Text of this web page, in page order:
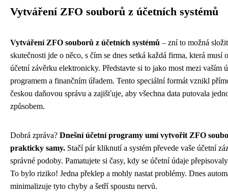
Vytváření ZFO souborů z účetních systémů
Vytváření ZFO souborů z účetních systémů – zní to možná
skutečnosti jde o něco, s čím se dnes setká každá firma, která musí
účetní závěrku elektronicky. Představte si to jako most mezi vaším
programem a finančním úřadem. Tento speciální formát vznikl
českou daňovou správu a zajišťuje, aby všechna data putovala
způsobem.
Dobrá zpráva? Dnešní účetní programy umí vytvořit ZFO
prakticky samy. Stačí pár kliknutí a systém převede vaše účetní
správné podoby. Pamatujete si časy, kdy se účetní údaje
To bylo riziko! Jedna překlep a mohly nastat problémy. Dnes
minimalizuje tyto chyby a šetří spoustu nervů.